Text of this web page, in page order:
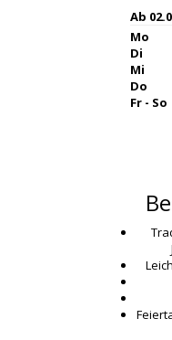
Ab
Mo
Di
Mi
Do
Fr - So